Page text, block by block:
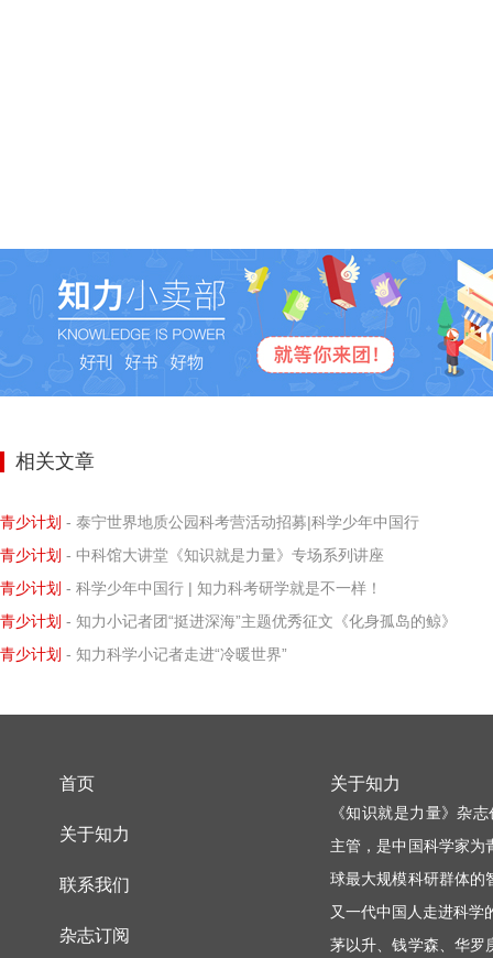
相关文章
青少计划 - 泰宁世界地质公园科考营活动招募|科学少年中国行
青少计划 - 中科馆大讲堂《知识就是力量》专场系列讲座
青少计划 - 科学少年中国行 | 知力科考研学就是不一样！
青少计划 - 知力小记者团“挺进深海”主题优秀征文《化身孤岛的鲸》
青少计划 - 知力科学小记者走进“冷暖世界”
首页
关于知力
联系我们
杂志订阅
关于知力
《知识就是力量》杂
主管，是中国科学家为
球最大规模科研群体的
又一代中国人走进科学
茅以升、钱学森、华罗